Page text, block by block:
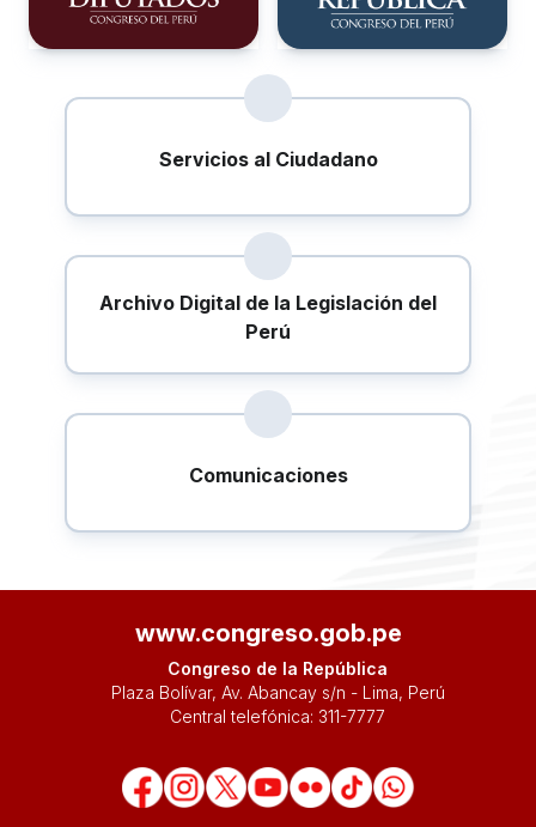
Servicios al Ciudadano
Archivo Digital de la Legislación del
Perú
Comunicaciones
www.congreso.gob.pe
Congreso de la República
Plaza Bolívar, Av. Abancay s/n - Lima, Perú
Central telefónica: 311-7777